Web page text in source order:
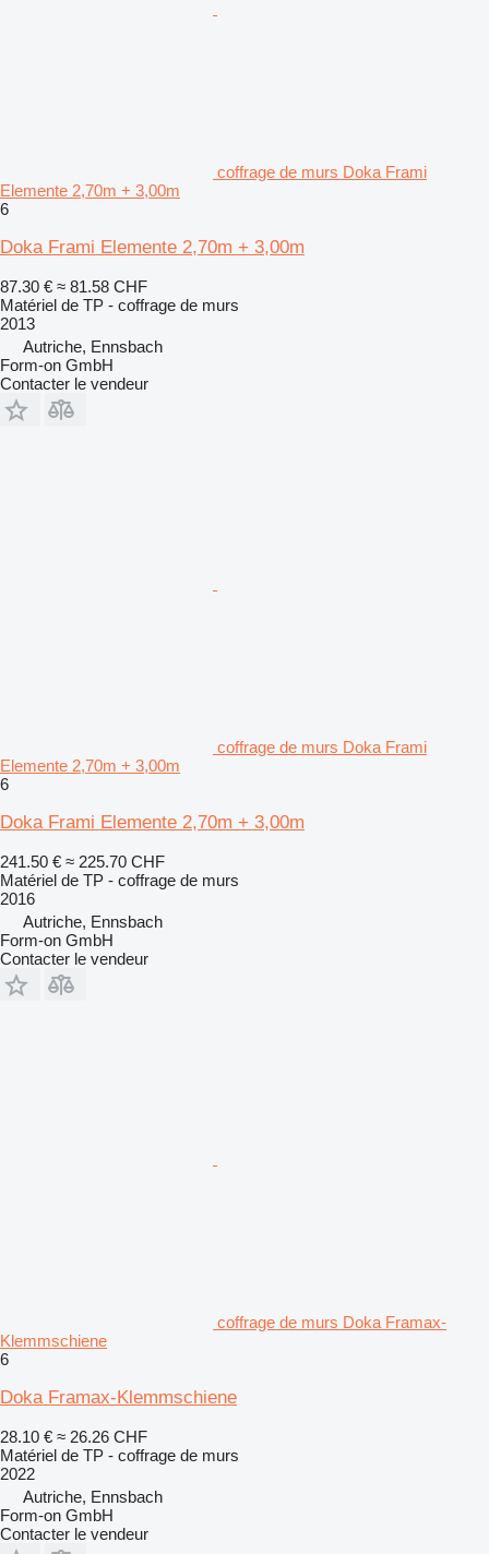
coffrage de murs Doka Frami
Elemente 2,70m + 3,00m
6
Doka Frami Elemente 2,70m + 3,00m
87.30 € ≈ 81.58 CHF
Matériel de TP - coffrage de murs
2013
Autriche, Ennsbach
Form-on GmbH
Contacter le vendeur
coffrage de murs Doka Frami
Elemente 2,70m + 3,00m
6
Doka Frami Elemente 2,70m + 3,00m
241.50 € ≈ 225.70 CHF
Matériel de TP - coffrage de murs
2016
Autriche, Ennsbach
Form-on GmbH
Contacter le vendeur
coffrage de murs Doka Framax-
Klemmschiene
6
Doka Framax-Klemmschiene
28.10 € ≈ 26.26 CHF
Matériel de TP - coffrage de murs
2022
Autriche, Ennsbach
Form-on GmbH
Contacter le vendeur